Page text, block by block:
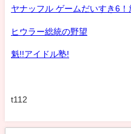
ヤナッフル ゲームだいすき6！
ヒウラー総統の野望
魁!!アイドル塾!
t112